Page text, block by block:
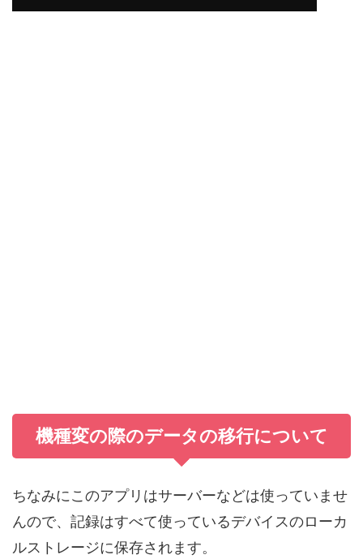
機種変の際のデータの移行について
ちなみにこのアプリはサーバーなどは使っていませ
んので、記録はすべて使っているデバイスのローカ
ルストレージに保存されます。